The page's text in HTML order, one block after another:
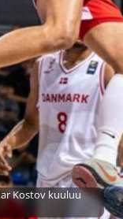
Kostov kuuluu